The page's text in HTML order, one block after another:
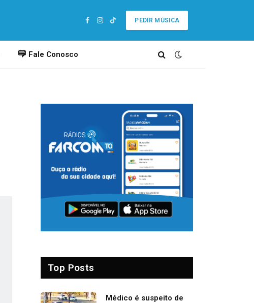
Facebook
Instagram
TikTok
PEDIR MÚSICA
Fale Conosco
Top Posts
Médico é suspeito de